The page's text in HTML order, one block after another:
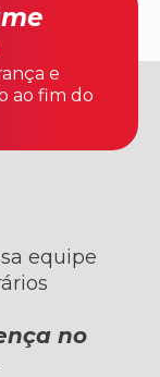
e
ao fim do
equipe
no